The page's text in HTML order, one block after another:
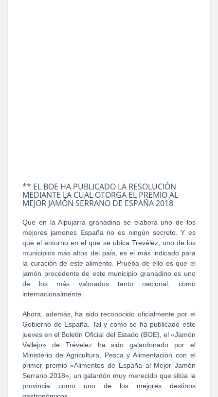
** EL BOE HA PUBLICADO LA RESOLUCIÓN
MEDIANTE LA CUAL OTORGA EL PREMIO AL
MEJOR JAMÓN SERRANO DE ESPAÑA 2018
Que en la Alpujarra granadina se elabora uno de los
mejores jamones España no es ningún secreto. Y es
que el entorno en el que se ubica Trevélez, uno de los
municipios más altos del país, es el más indicado para
la curación de este alimento. Prueba de ello es que el
jamón procedente de este municipio granadino es uno
de los más valorados tanto nacional, como
internacionalmente.
Ahora, además, ha sido reconocido oficialmente por el
Gobierno de España. Tal y como se ha publicado este
jueves en el Boletín Oficial del Estado (BOE), el «Jamón
Vallejo» de Trévelez ha sido galardonado por el
Ministerio de Agricultura, Pesca y Alimentación con el
primer premio «Alimentos de España al Mejor Jamón
Serrano 2018», un galardón muy merecido que sitúa la
provincia como uno de los mejores destinos